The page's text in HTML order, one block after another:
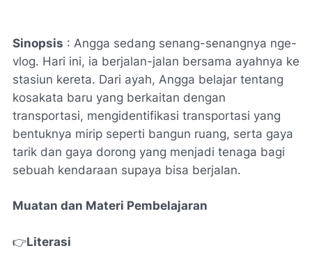
Sinopsis : Angga sedang senang-senangnya nge-
vlog. Hari ini, ia berjalan-jalan bersama ayahnya ke
stasiun kereta. Dari ayah, Angga belajar tentang
kosakata baru yang berkaitan dengan
transportasi, mengidentifikasi transportasi yang
bentuknya mirip seperti bangun ruang, serta gaya
tarik dan gaya dorong yang menjadi tenaga bagi
sebuah kendaraan supaya bisa berjalan.
Muatan dan Materi Pembelajaran
👉Literasi